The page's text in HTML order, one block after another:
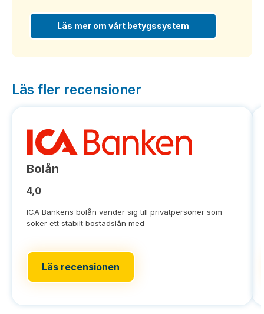
Läs mer om vårt betygssystem
Läs fler recensioner
Bolån
4,0
ICA Bankens bolån vänder sig till privatpersoner som
söker ett stabilt bostadslån med
Läs recensionen